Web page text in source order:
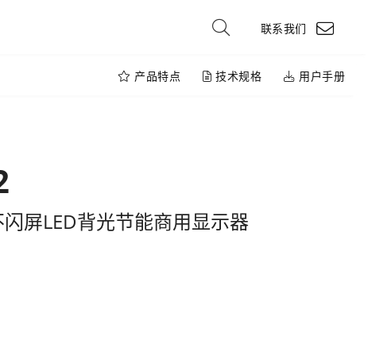
联系我们
产品特点 技术规格 用户手册
屏LED背光节能商用显示器